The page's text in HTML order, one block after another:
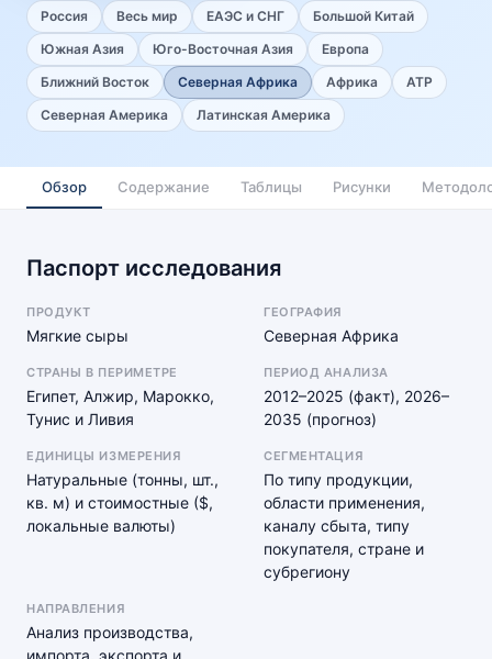
Россия Весь мир ЕАЭС и СНГ
Большой Китай
Южная Азия
Юго-Восточная Азия
Европа
Ближний Восток
Северная Африка Африка
АТР
Северная Америка
Латинская Америка
Обзор Содержание Таблицы Рисунки
Паспорт исследования
ПРОДУКТ
Мягкие сыры
ГЕОГРАФИЯ
Северная Африка
СТРАНЫ В ПЕРИМЕТРЕ
Египет, Алжир, Марокко,
Тунис и Ливия
ПЕРИОД АНАЛИЗА
2012–2025 (факт), 2026–
2035 (прогноз)
ЕДИНИЦЫ ИЗМЕРЕНИЯ
Натуральные (тонны, шт.,
кв. м) и стоимостные ($,
локальные валюты)
СЕГМЕНТАЦИЯ
По типу продукции,
области применения,
каналу сбыта, типу
покупателя, стране и
субрегиону
НАПРАВЛЕНИЯ
Анализ производства,
импорта, экспорта и